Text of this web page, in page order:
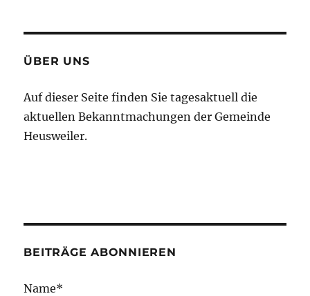
ÜBER UNS
Auf dieser Seite finden Sie tagesaktuell die
aktuellen Bekanntmachungen der Gemeinde
Heusweiler.
BEITRÄGE ABONNIEREN
Name*